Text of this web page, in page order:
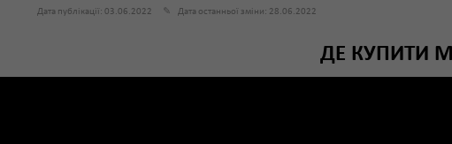
Дата публікації: 03.06.2022 ✎ Дата останньої зміни: 28.06.2022
ДЕ КУПИТИ